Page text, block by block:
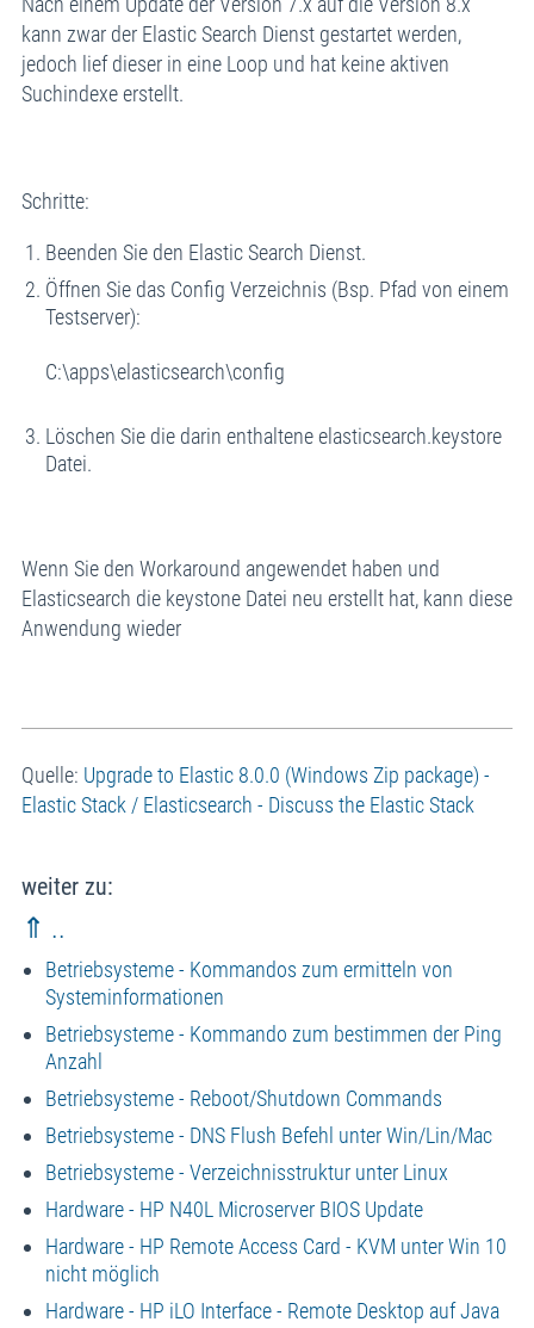
kann zwar der Elastic Search Dienst gestartet werden,
jedoch lief dieser in eine Loop und hat keine aktiven
Suchindexe erstellt.
Schritte:
Beenden Sie den Elastic Search Dienst.
Öffnen Sie das Config Verzeichnis (Bsp. Pfad von einem
Testserver):
C:\apps\elasticsearch\config
Löschen Sie die darin enthaltene elasticsearch.keystore
Datei.
Wenn Sie den Workaround angewendet haben und
Elasticsearch die keystone Datei neu erstellt hat, kann diese
Anwendung wieder
Quelle: Upgrade to Elastic 8.0.0 (Windows Zip package) -
Elastic Stack / Elasticsearch - Discuss the Elastic Stack
weiter zu:
⇑ ..
Betriebsysteme - Kommandos zum ermitteln von
Systeminformationen
Betriebsysteme - Kommando zum bestimmen der Ping
Anzahl
Betriebsysteme - Reboot/Shutdown Commands
Betriebsysteme - DNS Flush Befehl unter Win/Lin/Mac
Betriebsysteme - Verzeichnisstruktur unter Linux
Hardware - HP N40L Microserver BIOS Update
Hardware - HP Remote Access Card - KVM unter Win 10
nicht möglich
Hardware - HP iLO Interface - Remote Desktop auf Java